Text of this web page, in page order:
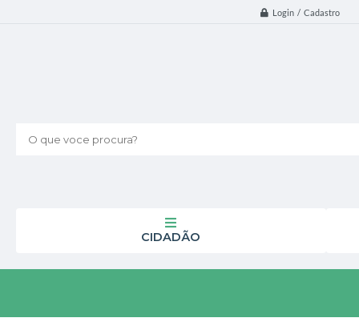
Login / Cadastro
O que voce procura?
CIDADÃO